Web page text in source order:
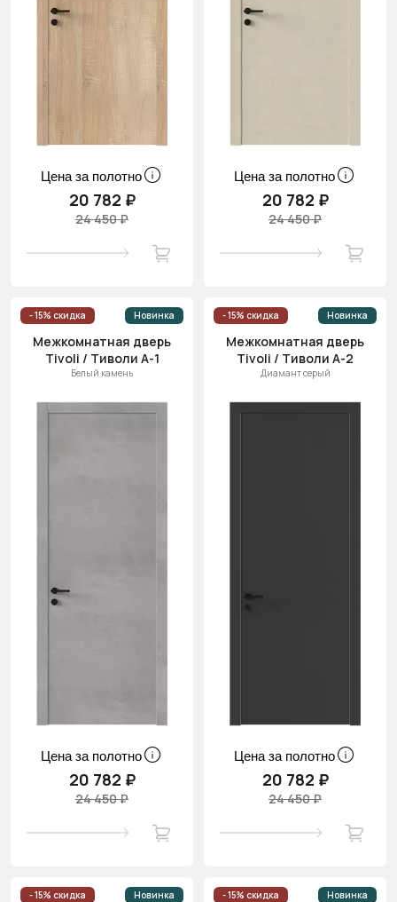
Цена за полотно
20 782 ₽
24 450 ₽
Цена за полотно
20 782 ₽
24 450 ₽
- 15% скидка Новинка
Межкомнатная дверь
Tivoli / Тиволи А-1
Белый камень
Цена за полотно
20 782 ₽
24 450 ₽
- 15% скидка Новинка
Межкомнатная дверь
Tivoli / Тиволи А-2
Диамант серый
Цена за полотно
20 782 ₽
24 450 ₽
- 15% скидка Новинка - 15% скидка Новинка